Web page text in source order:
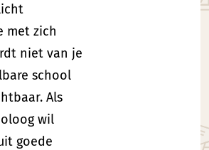
met zich
niet van je
school
Als
wil
goede